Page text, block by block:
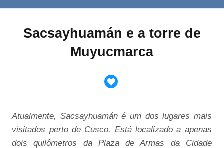
Sacsayhuamán e a torre de
Muyucmarca
Atualmente, Sacsayhuamán é um dos lugares mais
visitados perto de Cusco. Está localizado a apenas
dois quilômetros da Plaza de Armas da Cidade